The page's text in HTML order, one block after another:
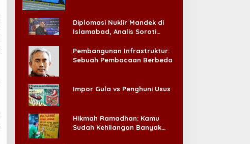
Diplomasi Nuklir Mandek di
Islamabad, Analis Soroti
Pembangunan Infrastruktur:
Sebuah Pembacaan Berbeda
Impor Gula vs Penghuni Usus
Hikmah Ramadhan: Kamu
Sudah Kehilangan Banyak